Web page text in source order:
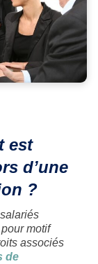
est
d’une
?
motif
associés
de